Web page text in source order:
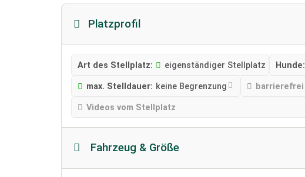
Platzprofil
Art des Stellplatz: eigenständiger Stellplatz Hunde:
max. Stelldauer: keine Begrenzung barrierefrei
Videos vom Stellplatz
Fahrzeug & Größe